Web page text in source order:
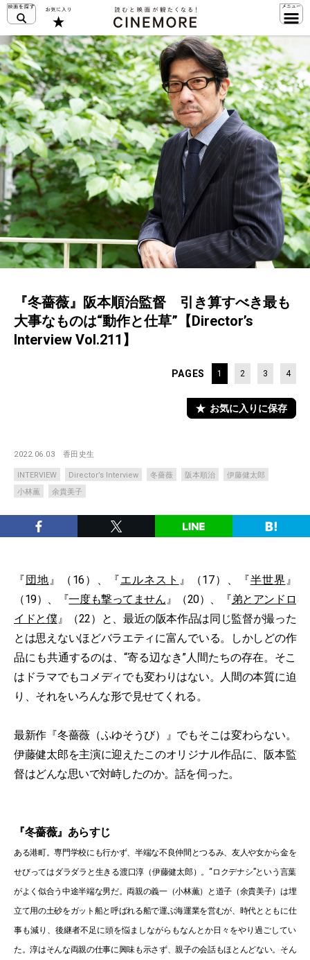
『冬薔薇』阪本順治監督 引き算すべき最も
大事なものは“動作と仕草”【Director’s
Interview Vol.211】
PAGES 1 2 3 4
お気に入りに保存
2022.06.03 香田史生
INTERVIEW Director’s Interview 冬薔薇 阪本順治
伊藤健太郎
小林薫
余貴美子
『団地』（16）、『エルネスト 』（17）、『半世界 』
（19）、『一度も撃ってません』（20）、『弟とアンドロ
イドと僕』（22）と、最近の阪本作品は同じ監督が撮った
とは思えないほどバラエティに富んでいる。しかしどの作
品にも共通するのは、“寄る辺なき”人間たちの存在。そこ
はドラマでもコメディでも変わりはない。人間の本質に迫
り、それをいろんな形で見せてくれる。
最新作『冬薔薇（ふゆそうび）』でもそこは変わらない。
伊藤健太郎を主演に迎えたこのオリジナル作品に、阪本監
督はどんな思いで対峙したのか。話を伺った。
『冬薔薇』あらすじ
ある港町。専門学校にも行かず、半端な不良仲間とつるみ、友人や女から金を
せびってはダラダラと生きる渡口淳（伊藤健太郎）。“ロクデナシ”という言葉
がよく似合う中途半端な男だ。両親の義一（小林薫）と道子（余貴美子）は埋
立て用の土砂をガット船と呼ばれる船で運ぶ海運業を営むが、時代とともに仕
事も減り、後継者不足に頭を悩ましながらもなんとか日々をやり過ごしてい
た。淳はそんな両親の仕事に興味も示さず、親子の会話もほとんどない。そん